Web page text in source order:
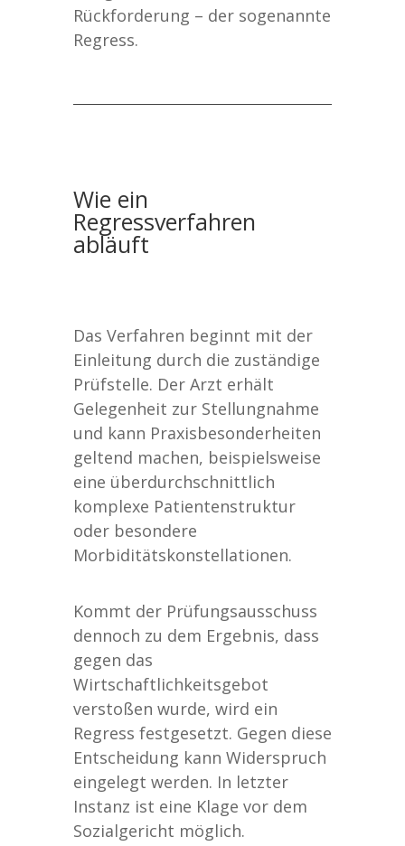
Rückforderung – der sogenannte
Regress.
Wie ein
Regressverfahren
abläuft
Das Verfahren beginnt mit der
Einleitung durch die zuständige
Prüfstelle. Der Arzt erhält
Gelegenheit zur Stellungnahme
und kann Praxisbesonderheiten
geltend machen, beispielsweise
eine überdurchschnittlich
komplexe Patientenstruktur
oder besondere
Morbiditätskonstellationen.
Kommt der Prüfungsausschuss
dennoch zu dem Ergebnis, dass
gegen das
Wirtschaftlichkeitsgebot
verstoßen wurde, wird ein
Regress festgesetzt. Gegen diese
Entscheidung kann Widerspruch
eingelegt werden. In letzter
Instanz ist eine Klage vor dem
Sozialgericht möglich.